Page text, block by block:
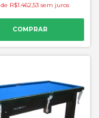
de R$1.462,53 sem juros